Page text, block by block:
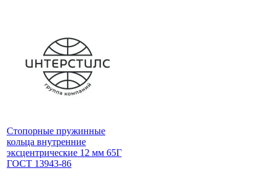
Стопорные пружинные
кольца внутренние
эксцентрические 12 мм 65Г
ГОСТ 13943-86